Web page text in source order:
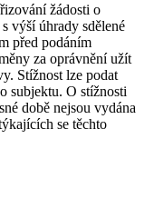
žádosti o
výší úhrady sdělené
před podáním
za oprávnění užít
Stížnost lze podat
subjektu. O stížnosti
době nejsou vydána
se těchto